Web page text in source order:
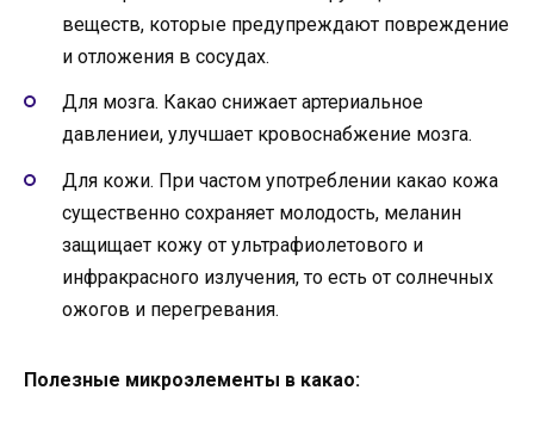
веществ, которые предупреждают повреждение
и отложения в сосудах.
Для мозга. Какао снижает артериальное
давлениеи, улучшает кровоснабжение мозга.
Для кожи. При частом употреблении какао кожа
существенно сохраняет молодость, меланин
защищает кожу от ультрафиолетового и
инфракрасного излучения, то есть от солнечных
ожогов и перегревания.
Полезные микроэлементы в какао: